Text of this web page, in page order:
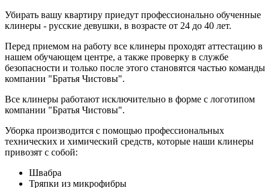
Убирать вашу квартиру приедут профессионально обученные
клинеры - русские девушки, в возрасте от 24 до 40 лет.
Перед приемом на работу все клинеры проходят аттестацию в
нашем обучающем центре, а также проверку в службе
безопасности и только после этого становятся частью команды
компании "Братья Чистовы".
Все клинеры работают исключительно в форме с логотипом
компании "Братья Чистовы".
Уборка производится с помощью профессиональных
технических и химический средств, которые наши клинеры
привозят с собой:
Швабра
Тряпки из микрофибры